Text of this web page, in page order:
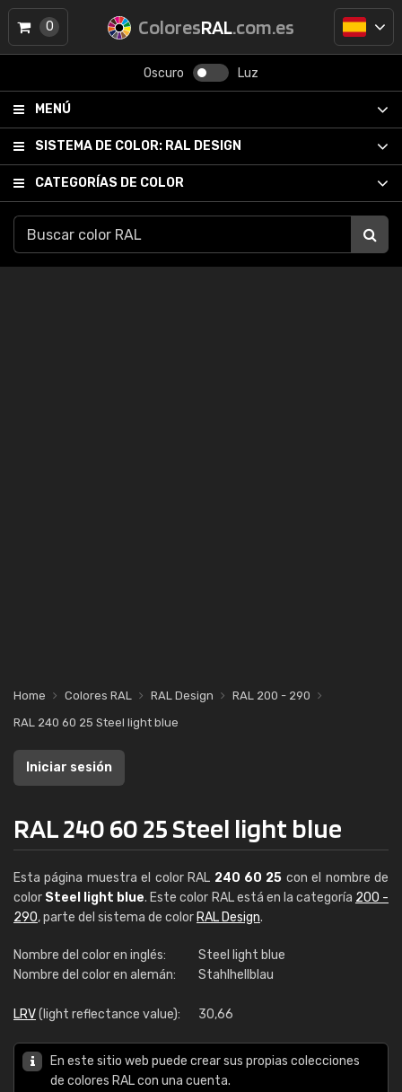
ColoresRAL.com.es
Oscuro Luz
MENÚ
SISTEMA DE COLOR: RAL DESIGN
CATEGORÍAS DE COLOR
0
Home Colores RAL RAL Design
RAL 200 - 290
RAL 240 60 25 Steel light blue
Iniciar sesión
RAL 240 60 25 Steel light blue
Esta página muestra el color RAL 240 60 25 con el nombre de
color Steel light blue. Este color RAL está en la categoría 200 -
290, parte del sistema de color RAL Design.
Nombre del color en inglés:
Steel light blue
Nombre del color en alemán:
Stahlhellblau
LRV(light reflectance value): 30,66
En este sitio web puede crear sus propias colecciones
de colores RAL con una cuenta.